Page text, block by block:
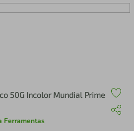
50G Incolor Mundial Prime
Ferramentas